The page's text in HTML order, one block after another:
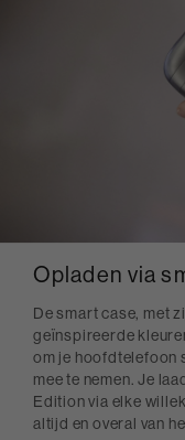
Opladen via
De smart case, met
geïnspireerde
om je hoofdtelefoon
mee te nemen. Je
Edition via elke
altijd en overal van